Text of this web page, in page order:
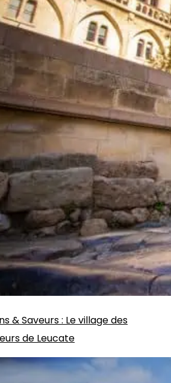
& Saveurs: Le village des
de Leucate